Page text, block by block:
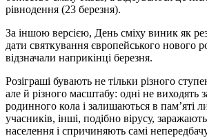
рівнодення (23 березня).
За іншою версією, День сміху виник як
дати святкування європейського нового
відзначали наприкінці березня.
Розіграші бувають не тільки різного
але й різного масштабу: одні не виходять
родинного кола і залишаються в пам’яті
учасників, інші, подібно вірусу,
населення і спричиняють самі